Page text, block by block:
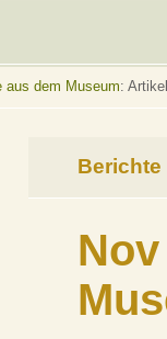
aus dem Museum: Artikel
Berichte